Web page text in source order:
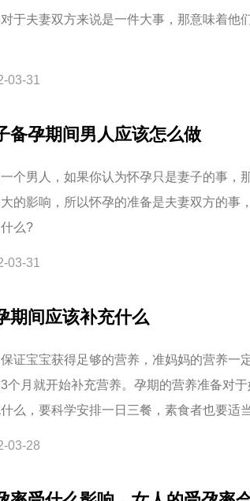
于夫妻双方来说是一件大事，那意味着他
03-31
备孕期间男人应该怎么做
个男人，如果你认为怀孕只是妻子的事，
的影响，所以怀孕的准备是夫妻双方的事
么?
03-31
期间应该补充什么
证宝宝获得足够的营养，准妈妈的营养一
个月就开始补充营养。孕期的营养准备对
么，要科学安排一日三餐，素食者也要适
03-28